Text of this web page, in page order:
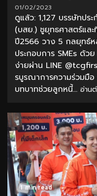
01/02/2023
ดูแล้ว: 1,127 บรรษัทปร
(บสย.) ชูยุทธศาสตร์แล
ปี2566 วาง 5 กลยุทธ์ห
ประกอบการ SMEs ด้
ง่ายผ่าน LINE
รบูรณาการความร่วมมื
บทบาทช่วยลูกหนี้... อ่าน
1 min read